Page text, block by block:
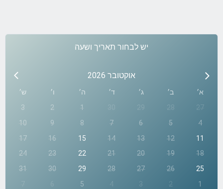
יש לבחור תאריך ושעה
אוקטובר 2026
א׳ ב׳ ג׳ ד׳ ה׳ ו׳
ש׳
27
28
29
1
2
3
4
5
6
7
8
9
10
11
12
13
14
15
16
17
18
19
20
21
22
23
24
25
26
27
28
29
30
31
1
2
3
4
5